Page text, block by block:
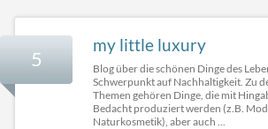
5
my little luxury
Blog über die schönen Dinge des
Schwerpunkt auf Nachhaltigkeit. Zu
Themen gehören Dinge, die mit
Bedacht produziert werden (z.B.
Naturkosmetik), aber auch ...